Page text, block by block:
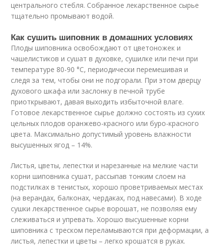
центрального стебля. Собранное лекарственное сырье
тщательно промывают водой.
Как сушить шиповник в домашних условиях
Плоды шиповника освобождают от цветоножек и
чашелистиков и сушат в духовке, сушилке или печи при
температуре 80-90 °C, периодически перемешивая и
следя за тем, чтобы они не подгорали. При этом дверцу
духового шкафа или заслонку в печной трубе
приоткрывают, давая выходить избыточной влаге.
Готовое лекарственное сырье должно состоять из сухих
цельных плодов оранжево-красного или буро-красного
цвета. Максимально допустимый уровень влажности
высушенных ягод – 14%.
Листья, цветы, лепестки и нарезанные на мелкие части
корни шиповника сушат, рассыпав тонким слоем на
подстилках в тенистых, хорошо проветриваемых местах
(на верандах, балконах, чердаках, под навесами). В ходе
сушки лекарственное сырье ворошат, не позволяя ему
слеживаться и упревать. Хорошо высушенные корни
шиповника с треском переламываются при деформации, а
листья, лепестки и цветы – легко крошатся в руках.